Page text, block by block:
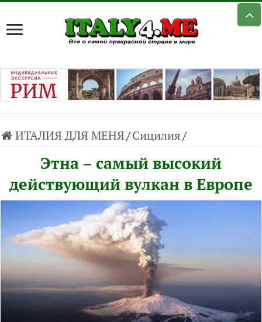
ИТАЛИЯ ДЛЯ МЕНЯ/Сицилия/
Этна – самый высокий
действующий вулкан в Европе